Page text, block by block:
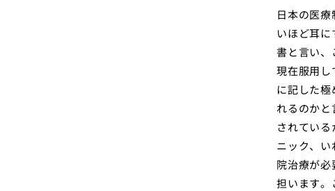
日本の医
いほど耳
書と言い、
現在服用し
に記した
れるのか
されてい
ニック、
院治療が
担います。